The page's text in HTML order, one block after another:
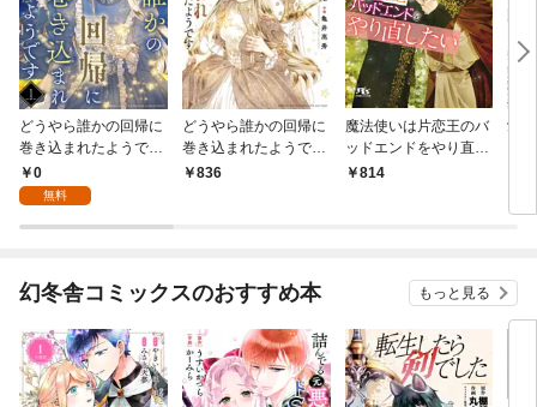
どうやら誰かの回帰に
巻き込まれたようです
【分冊版】 1話
0
無料
どうやら誰かの回帰に
巻き込まれたようです
(1) 【電子限定おまけ
836
魔法使いは片恋王のバ
ッドエンドをやり直し
たい 【電子限定おまけ
814
愛
幻冬舎コミックスのおすすめ本 もっと見る